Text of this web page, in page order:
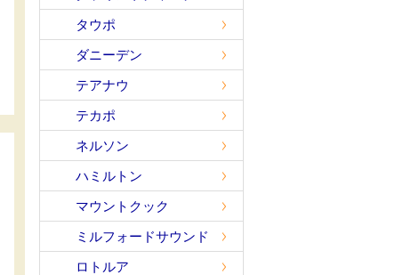
タウポ
ダニーデン
テアナウ
テカポ
ネルソン
ハミルトン
マウントクック
ミルフォードサウンド
ロトルア